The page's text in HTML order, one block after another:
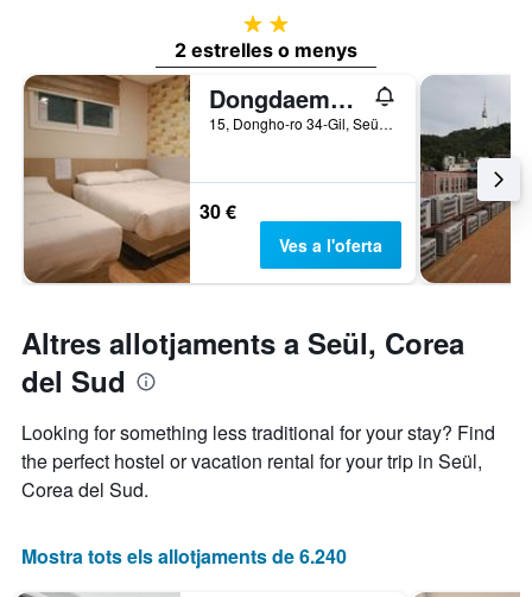
2 estrelles
2 estrelles o menys
Dongdaemun Hwashin Hostel
15, Dongho-ro 34-Gil, Seül, Corea del Sud
30 €
Ves a l'oferta
Altres allotjaments a Seül, Corea
del Sud
Looking for something less traditional for your stay? Find
the perfect hostel or vacation rental for your trip in Seül,
Corea del Sud.
Mostra tots els allotjaments de 6.240